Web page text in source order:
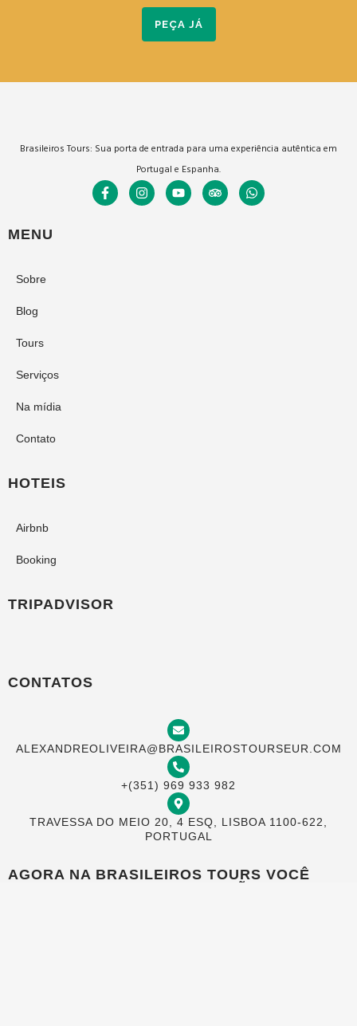
PEÇA JÁ
Brasileiros Tours: Sua porta de entrada para uma experiência autêntica em
Portugal e Espanha.
MENU
Sobre
Blog
Tours
Serviços
Na mídia
Contato
HOTEIS
Airbnb
Booking
TRIPADVISOR
CONTATOS
ALEXANDREOLIVEIRA@BRASILEIROSTOURSEUR.COM
+(351) 969 933 982
TRAVESSA DO MEIO 20, 4 ESQ, LISBOA 1100-622,
PORTUGAL
AGORA NA BRASILEIROS TOURS VOCÊ